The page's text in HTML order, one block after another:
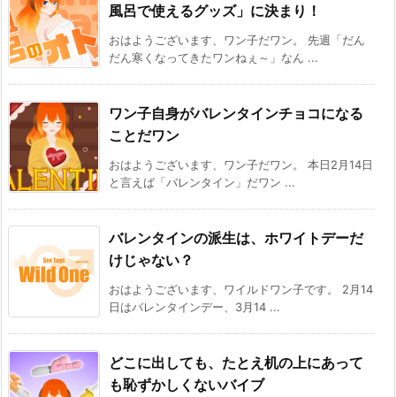
風呂で使えるグッズ」に決まり！
おはようございます、ワン子だワン。 先週「だん
だん寒くなってきたワンねぇ～」なん ...
ワン子自身がバレンタインチョコになる
ことだワン
おはようございます、ワン子だワン。 本日2月14日
と言えば「バレンタイン」だワン ...
バレンタインの派生は、ホワイトデーだ
けじゃない？
おはようございます、ワイルドワン子です。 2月14
日はバレンタインデー、3月14 ...
どこに出しても、たとえ机の上にあって
も恥ずかしくないバイブ